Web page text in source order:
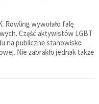
Rowling wywołało falę
Część aktywistów LGBT
na publiczne stanowisko
Nie zabrakło jednak także